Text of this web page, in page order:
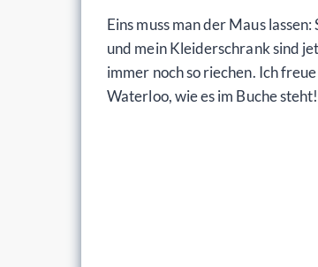
Eins muss man der Maus
und mein Kleiderschrank sind
immer noch so riechen. Ich
Waterloo, wie es im Buche steht!